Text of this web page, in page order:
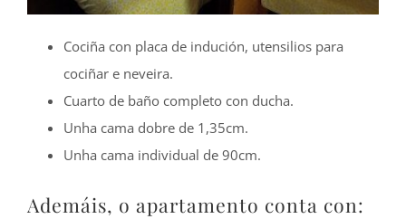
Cociña con placa de indución, utensilios para
cociñar e neveira.
Cuarto de baño completo con ducha.
Unha cama dobre de 1,35cm.
Unha cama individual de 90cm.
Ademáis, o apartamento conta con: